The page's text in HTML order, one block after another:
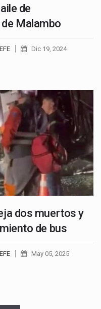
de
Malambo
Dic 19, 2024
dos muertos y
de bus
May 05, 2025